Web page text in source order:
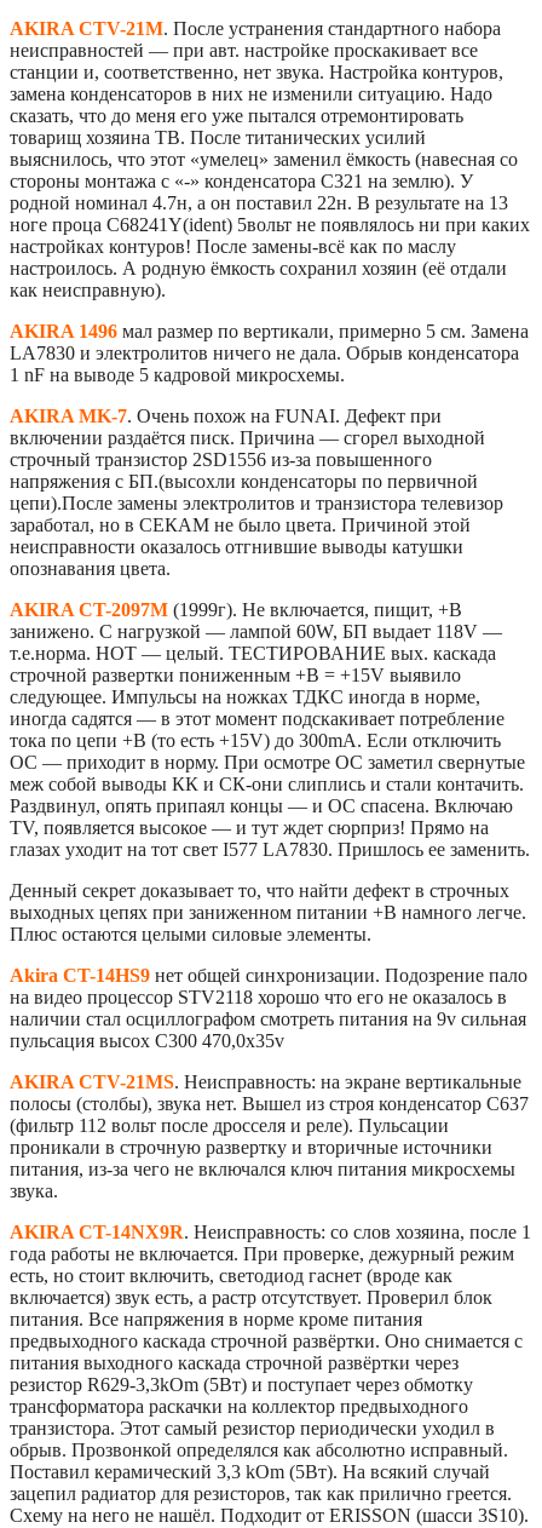
AKIRA CTV-21M. После устранения стандартного набора
неисправностей — при авт. настройке проскакивает все
станции и, соответственно, нет звука. Настройка контуров,
замена конденсаторов в них не изменили ситуацию. Надо
сказать, что до меня его уже пытался отремонтировать
товарищ хозяина ТВ. После титанических усилий
выяснилось, что этот «умелец» заменил ёмкость (навесная со
стороны монтажа с «-» конденсатора С321 на землю). У
родной номинал 4.7н, а он поставил 22н. В результате на 13
ноге проца C68241Y(ident) 5вольт не появлялось ни при каких
настройках контуров! После замены-всё как по маслу
настроилось. А родную ёмкость сохранил хозяин (её отдали
как неисправную).
AKIRA 1496 мал размер по вертикали, примерно 5 см. Замена
LA7830 и электролитов ничего не дала. Обрыв конденсатора
1 nF на выводе 5 кадровой микросхемы.
AKIRA MK-7. Очень похож на FUNAI. Дефект при
включении раздаётся писк. Причина — сгорел выходной
строчный транзистор 2SD1556 из-за повышенного
напряжения с БП.(высохли конденсаторы по первичной
цепи).После замены электролитов и транзистора телевизор
заработал, но в СЕКАМ не было цвета. Причиной этой
неисправности оказалось отгнившие выводы катушки
опознавания цвета.
AKIRA CT-2097M (1999г). Не включается, пищит, +В
занижено. С нагрузкой — лампой 60W, БП выдает 118V —
т.е.норма. НОТ — целый. ТЕСТИРОВАНИЕ вых. каскада
строчной развертки пониженным +В = +15V выявило
следующее. Импульсы на ножках ТДКС иногда в норме,
иногда садятся — в этот момент подскакивает потребление
тока по цепи +В (то есть +15V) до 300mA. Если отключить
ОС — приходит в норму. При осмотре ОС заметил свернутые
меж собой выводы КК и СК-они слиплись и стали контачить.
Раздвинул, опять припаял концы — и ОС спасена. Включаю
TV, появляется высокое — и тут ждет сюрприз! Прямо на
глазах уходит на тот свет I577 LA7830. Пришлось ее заменить.
Денный секрет доказывает то, что найти дефект в строчных
выходных цепях при заниженном питании +В намного легче.
Плюс остаются целыми силовые элементы.
Akira CT-14HS9 нет общей синхронизации. Подозрение пало
на видео процессор STV2118 хорошо что его не оказалось в
наличии стал осциллографом смотреть питания на 9v сильная
пульсация высох С300 470,0х35v
AKIRA CTV-21MS. Неисправность: на экране вертикальные
полосы (столбы), звука нет. Вышел из строя конденсатор С637
(фильтр 112 вольт после дросселя и реле). Пульсации
проникали в строчную развертку и вторичные источники
питания, из-за чего не включался ключ питания микросхемы
звука.
AKIRA CT-14NX9R. Неисправность: со слов хозяина, после 1
года работы не включается. При проверке, дежурный режим
есть, но стоит включить, светодиод гаснет (вроде как
включается) звук есть, а растр отсутствует. Проверил блок
питания. Все напряжения в норме кроме питания
предвыходного каскада строчной развёртки. Оно снимается с
питания выходного каскада строчной развёртки через
резистор R629-3,3kOm (5Вт) и поступает через обмотку
трансформатора раскачки на коллектор предвыходного
транзистора. Этот самый резистор периодически уходил в
обрыв. Прозвонкой определялся как абсолютно исправный.
Поставил керамический 3,3 kOm (5Вт). На всякий случай
зацепил радиатор для резисторов, так как прилично греется.
Схему на него не нашёл. Подходит от ERISSON (шасси 3S10).